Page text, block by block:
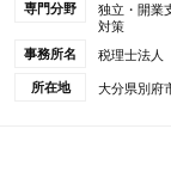
専門分野
独立・開業
対策
事務所名
税理士法
所在地 大分県別府